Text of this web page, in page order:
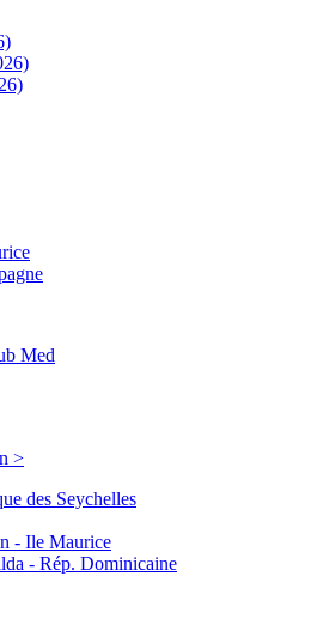
Med
>
des Seychelles
- Ile Maurice
- Rép. Dominicaine